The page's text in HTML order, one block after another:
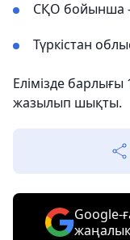
СҚО бойынша
Түркістан
Елімізде
жазылып шықты.
Google-